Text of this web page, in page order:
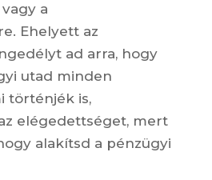
a
Ehelyett az
ad arra, hogy
utad minden
történjék is,
elégedettséget, mert
alakítsd a pénzügyi